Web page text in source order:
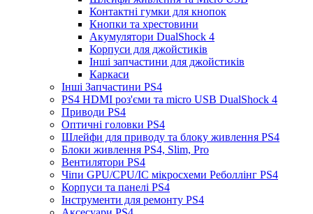
Контактні гумки для кнопок
Кнопки та хрестовини
Акумулятори DualShock 4
Корпуси для джойстиків
Інші запчастини для джойстиків
Каркаси
Інші Запчастини PS4
PS4 HDMI роз'єми та micro USB DualShock 4
Приводи PS4
Оптичні головки PS4
Шлейфи для приводу та блоку живлення PS4
Блоки живлення PS4, Slim, Pro
Вентилятори PS4
Чіпи GPU/CPU/IC мікросхеми Реболлінг PS4
Корпуси та панелі PS4
Інструменти для ремонту PS4